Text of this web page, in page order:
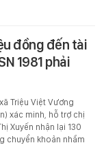
đồng đến tài
1981 phải
Triệu Việt Vương
xác minh, hỗ trợ chị
Xuyến nhận lại 130
chuyển khoản nhầm